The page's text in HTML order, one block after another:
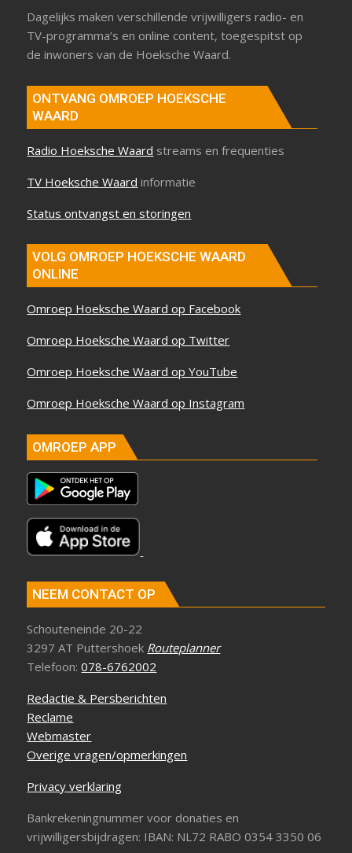
Dagelijks maken verschillende vrijwilligers radio- en
TV-programma’s en online content, toegespitst op
de inwoners van de Hoeksche Waard.
ONTVANG OMROEP HOEKSCHE
WAARD
Radio Hoeksche Waard streams en frequenties
TV Hoeksche Waard informatie
Status ontvangst en storingen
VOLG OMROEP HOEKSCHE WAARD
ONLINE
Omroep Hoeksche Waard op Facebook
Omroep Hoeksche Waard op Twitter
Omroep Hoeksche Waard op YouTube
Omroep Hoeksche Waard op Instagram
OMROEP APP
NEEM CONTACT OP
Schouteneinde 20-22
3297 AT Puttershoek Routeplanner
Telefoon:078-6762002
Redactie & Persberichten
Reclame
Webmaster
Overige vragen/opmerkingen
Privacy verklaring
Bankrekeningnummer voor donaties en
vrijwilligersbijdragen: IBAN: NL72 RABO 0354 3350 06